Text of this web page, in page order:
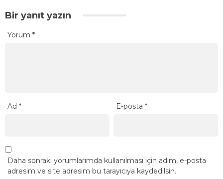
Bir yanıt yazın
Yorum *
Ad * E-posta*
Daha sonraki yorumlarımda kullanılması için adım, e-posta
adresim ve site adresim bu tarayıcıya kaydedilsin.